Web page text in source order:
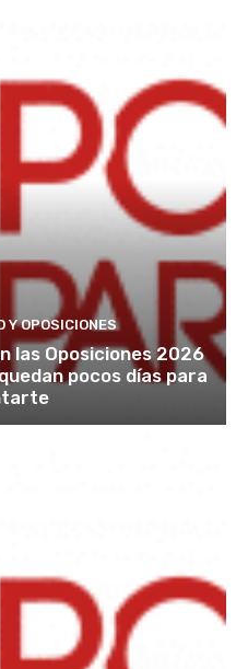
Y OPOSICIONES
las Oposiciones 2026
pocos días para